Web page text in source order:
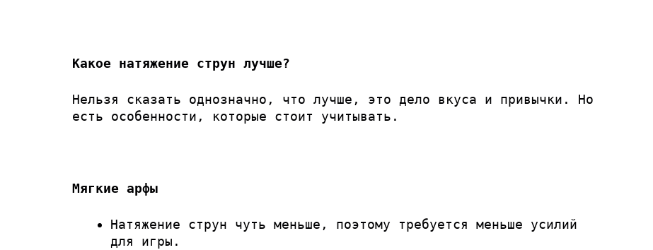
Какое натяжение струн лучше?
Нельзя сказать однозначно, что лучше, это дело вкуса и привычки. Но
есть особенности, которые стоит учитывать.
Мягкие арфы
Натяжение струн чуть меньше, поэтому требуется меньше усилий
для игры.